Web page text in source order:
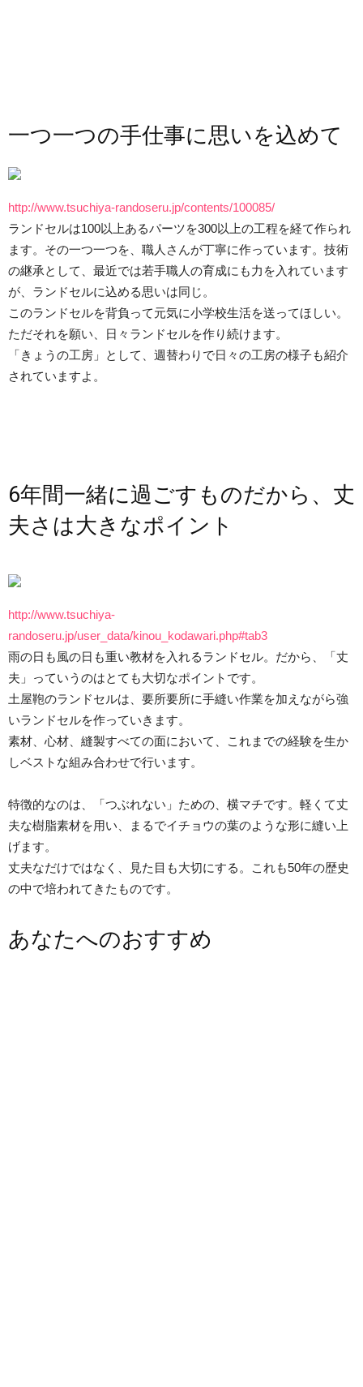
一つ一つの手仕事に思いを込めて
http://www.tsuchiya-randoseru.jp/contents/100085/
ランドセルは100以上あるパーツを300以上の工程を経て作られ
ます。その一つ一つを、職人さんが丁寧に作っています。技術
の継承として、最近では若手職人の育成にも力を入れています
が、ランドセルに込める思いは同じ。
このランドセルを背負って元気に小学校生活を送ってほしい。
ただそれを願い、日々ランドセルを作り続けます。
「きょうの工房」として、週替わりで日々の工房の様子も紹介
されていますよ。
6年間一緒に過ごすものだから、丈
夫さは大きなポイント
http://www.tsuchiya-
randoseru.jp/user_data/kinou_kodawari.php#tab3
雨の日も風の日も重い教材を入れるランドセル。だから、「丈
夫」っていうのはとても大切なポイントです。
土屋鞄のランドセルは、要所要所に手縫い作業を加えながら強
いランドセルを作っていきます。
素材、心材、縫製すべての面において、これまでの経験を生か
しベストな組み合わせで行います。
特徴的なのは、「つぶれない」ための、横マチです。軽くて丈
夫な樹脂素材を用い、まるでイチョウの葉のような形に縫い上
げます。
丈夫なだけではなく、見た目も大切にする。これも50年の歴史
の中で培われてきたものです。
あなたへのおすすめ